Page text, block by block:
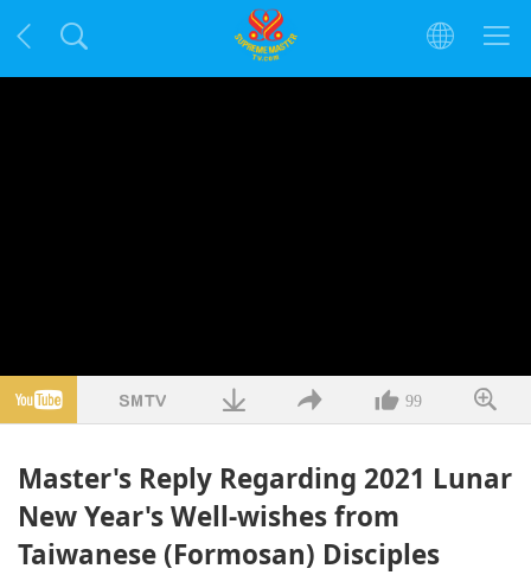
99
Master's Reply Regarding 2021 Lunar
New Year's Well-wishes from
Taiwanese (Formosan) Disciples